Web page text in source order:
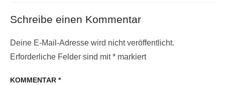
Schreibe einen Kommentar
Deine E-Mail-Adresse wird nicht veröffentlicht.
Erforderliche Felder sind mit* markiert
KOMMENTAR *